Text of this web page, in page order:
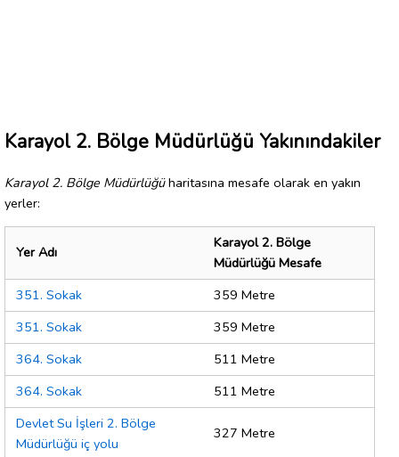
Karayol 2. Bölge Müdürlüğü Yakınındakiler
Karayol 2. Bölge Müdürlüğüharitasına mesafe olarak en yakın
yerler:
Yer Adı
Karayol 2. Bölge
Müdürlüğü Mesafe
351. Sokak
359 Metre
351. Sokak
359 Metre
364. Sokak
511 Metre
364. Sokak
511 Metre
Devlet Su İşleri 2. Bölge
Müdürlüğü iç yolu
327 Metre